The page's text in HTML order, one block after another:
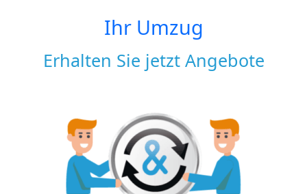
Ihr Umzug
Erhalten Sie jetzt Angebote